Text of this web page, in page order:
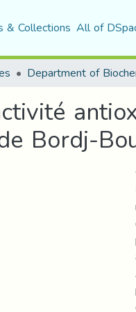
& Collections All of
Bordj-